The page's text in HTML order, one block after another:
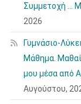
Συμμετοχή …
2026
Γυμνάσιο-
Μάθημα.
μου μέσα από
Αυγούστου,